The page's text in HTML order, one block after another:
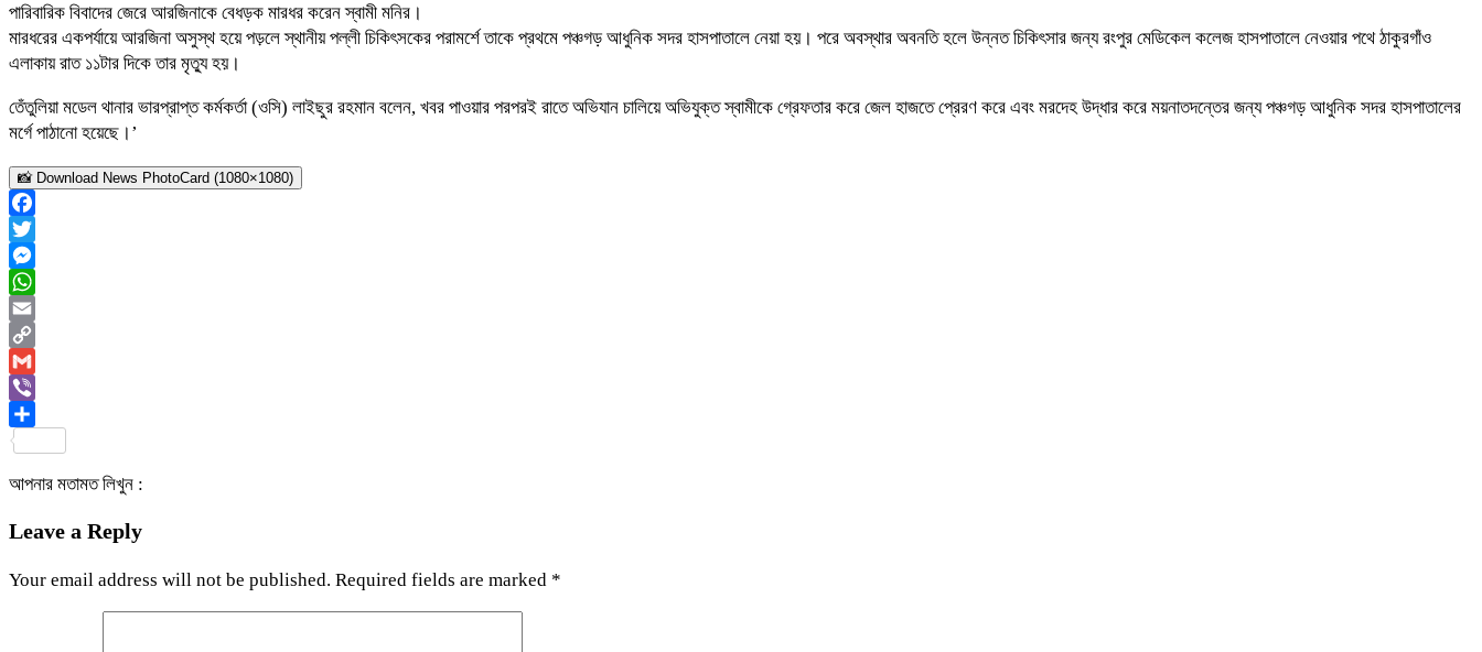
পারিবারিক বিবাদের জেরে আরজিনাকে বেধড়ক মারধর করেন স্বামী মনির।
মারধরের একপর্যায়ে আরজিনা অসুস্থ হয়ে পড়লে স্থানীয় পল্লী চিকিৎসকের পরামর্শে তাকে প্রথমে পঞ্চগড় আধুনিক সদর হাসপাতালে নেয়া হয়। পরে অবস্থার অবনতি হলে উন্নত চিকিৎসার জন্য রংপুর মেডিকেল কলেজ হাসপাতালে নেওয়ার পথে ঠাকুরগাঁও
এলাকায় রাত ১১টার দিকে তার মৃত্যু হয়।
তেঁতুলিয়া মডেল থানার ভারপ্রাপ্ত কর্মকর্তা (ওসি) লাইছুর রহমান বলেন, খবর পাওয়ার পরপরই রাতে অভিযান চালিয়ে অভিযুক্ত স্বামীকে গ্রেফতার করে জেল হাজতে প্রেরণ করে এবং মরদেহ উদ্ধার করে ময়নাতদন্তের জন্য পঞ্চগড় আধুনিক সদর হাসপাতালের
মর্গে পাঠানো হয়েছে।’
📸 Download News PhotoCard (1080×1080)
Facebook
Twitter
Messenger
WhatsApp
Email
Copy
Link
Gmail
Viber
আপনার মতামত লিখুন :
Leave a Reply
Your email address will not be published. Required fields are marked *